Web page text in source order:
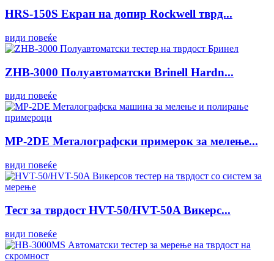
HRS-150S Екран на допир Rockwell тврд...
види повеќе
ZHB-3000 Полуавтоматски Brinell Hardn...
види повеќе
MP-2DE Металографски примерок за мелење...
види повеќе
Тест за тврдост HVT-50/HVT-50A Викерс...
види повеќе